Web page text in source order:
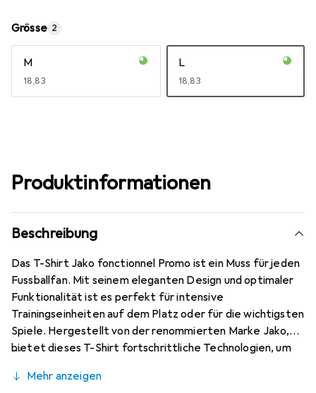
Grösse 2
M
EUR
18,83
L
EUR
18,83
Produktinformationen
Beschreibung
Das T-Shirt Jako fonctionnel Promo ist ein Muss für jeden
Fussballfan. Mit seinem eleganten Design und optimaler
Funktionalität ist es perfekt für intensive
Trainingseinheiten auf dem Platz oder für die wichtigsten
Spiele. Hergestellt von der renommierten Marke Jako,
bietet dieses T-Shirt fortschrittliche Technologien, um
Der atmungsaktive Stoff leitet Feuchtigkeit ab, sodass
Mehr anzeigen